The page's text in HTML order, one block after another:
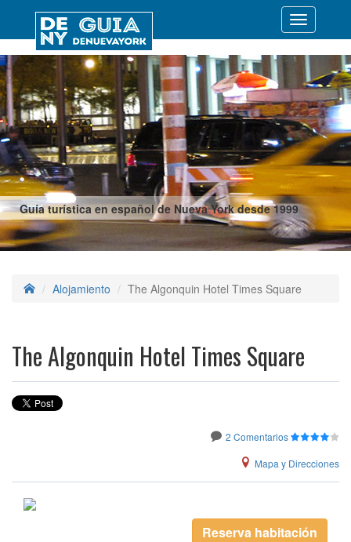
Guía turística en español de Nueva York desde 1999
Desplegar
Alojamiento The Algonquin Hotel Times Square
The Algonquin Hotel Times Square
2 Comentarios
Mapa y Direcciones
Reserva habitación